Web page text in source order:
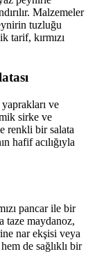
Malzemeler
tuzluğu
tarif, kırmızı
ve
sirke ve
renkli bir salata
hafif acılığıyla
pancar ile bir
taze maydanoz,
nar ekşisi veya
de sağlıklı bir